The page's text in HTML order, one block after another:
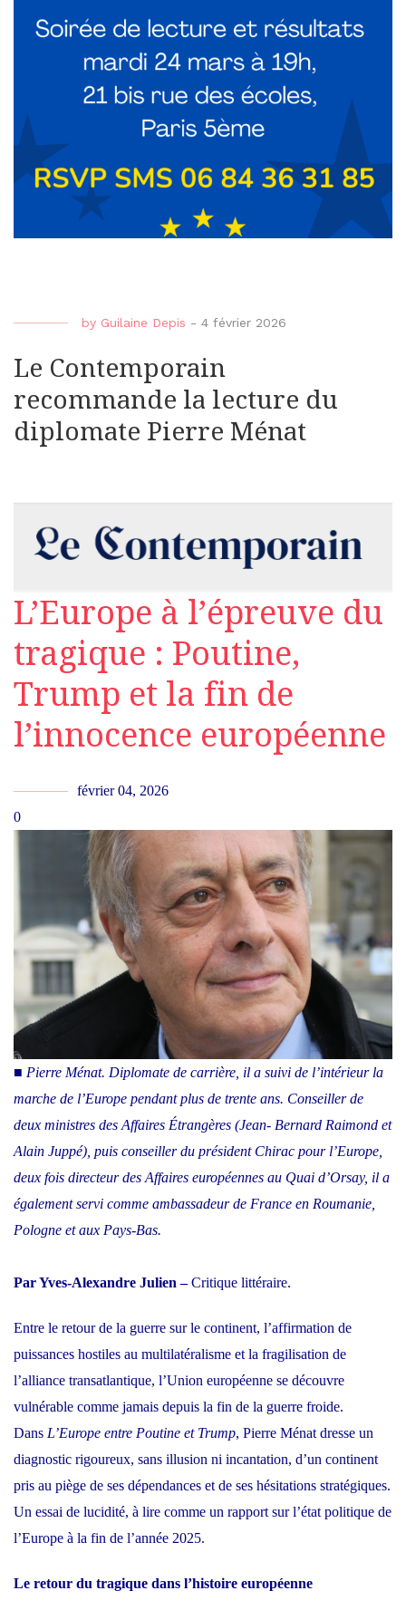
by Guilaine Depis - 4 février 2026
Le Contemporain
recommande la lecture du
diplomate Pierre Ménat
L’Europe à l’épreuve du
tragique : Poutine,
Trump et la fin de
l’innocence européenne
février 04, 2026
0
■ Pierre Ménat. Diplomate de carrière, il a suivi de l’intérieur la
marche de l’Europe pendant plus de trente ans. Conseiller de
deux ministres des Affaires Étrangères (Jean- Bernard Raimond et
Alain Juppé), puis conseiller du président Chirac pour l’Europe,
deux fois directeur des Affaires européennes au Quai d’Orsay, il a
également servi comme ambassadeur de France en Roumanie,
Pologne et aux Pays-Bas.
Par Yves-Alexandre Julien –Critique littéraire.
Entre le retour de la guerre sur le continent, l’affirmation de
puissances hostiles au multilatéralisme et la fragilisation de
l’alliance transatlantique, l’Union européenne se découvre
vulnérable comme jamais depuis la fin de la guerre froide.
Dans L’Europe entre Poutine et Trump, Pierre Ménat dresse un
diagnostic rigoureux, sans illusion ni incantation, d’un continent
pris au piège de ses dépendances et de ses hésitations stratégiques.
Un essai de lucidité, à lire comme un rapport sur l’état politique de
l’Europe à la fin de l’année 2025.
Le retour du tragique dans l’histoire européenne